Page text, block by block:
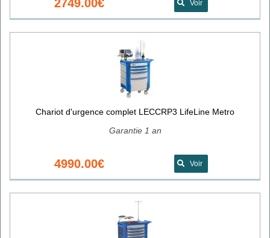
2749.00€ Voir
Chariot d'urgence complet LECCRP3 LifeLine Metro
Garantie 1 an
4990.00€ Voir